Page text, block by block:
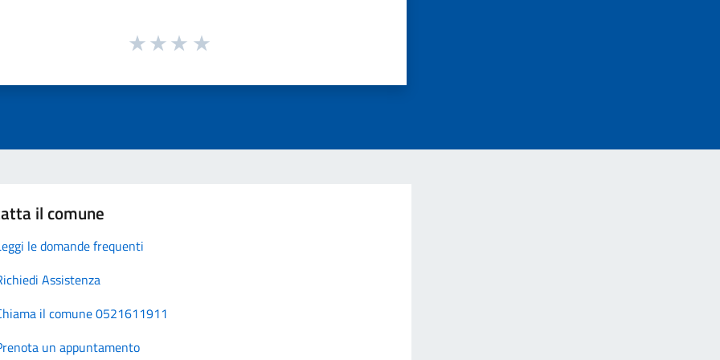
il comune
le domande frequenti
Assistenza
il comune 0521611911
un appuntamento